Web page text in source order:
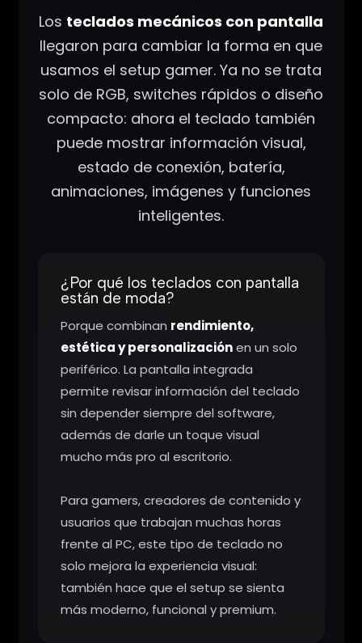
Los teclados mecánicos con pantalla
llegaron para cambiar la forma en que
usamos el setup gamer. Ya no se trata
solo de RGB, switches rápidos o diseño
compacto: ahora el teclado también
puede mostrar información visual,
estado de conexión, batería,
animaciones, imágenes y funciones
inteligentes.
¿Por qué los teclados con pantalla
están de moda?
Porque combinan rendimiento,
estética y personalizaciónen un solo
periférico. La pantalla integrada
permite revisar información del teclado
sin depender siempre del software,
además de darle un toque visual
mucho más pro al escritorio.
Para gamers, creadores de contenido y
usuarios que trabajan muchas horas
frente al PC, este tipo de teclado no
solo mejora la experiencia visual:
también hace que el setup se sienta
más moderno, funcional y premium.